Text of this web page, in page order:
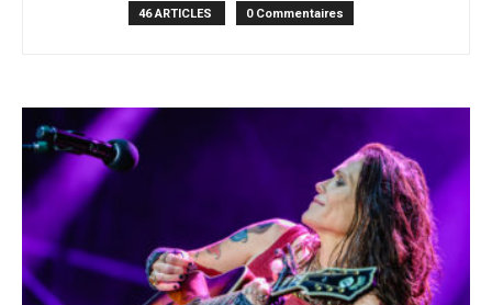
46 ARTICLES 0 Commentaires